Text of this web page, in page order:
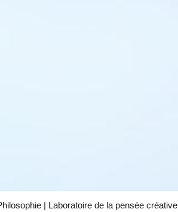
| Laboratoire de la pensée créative